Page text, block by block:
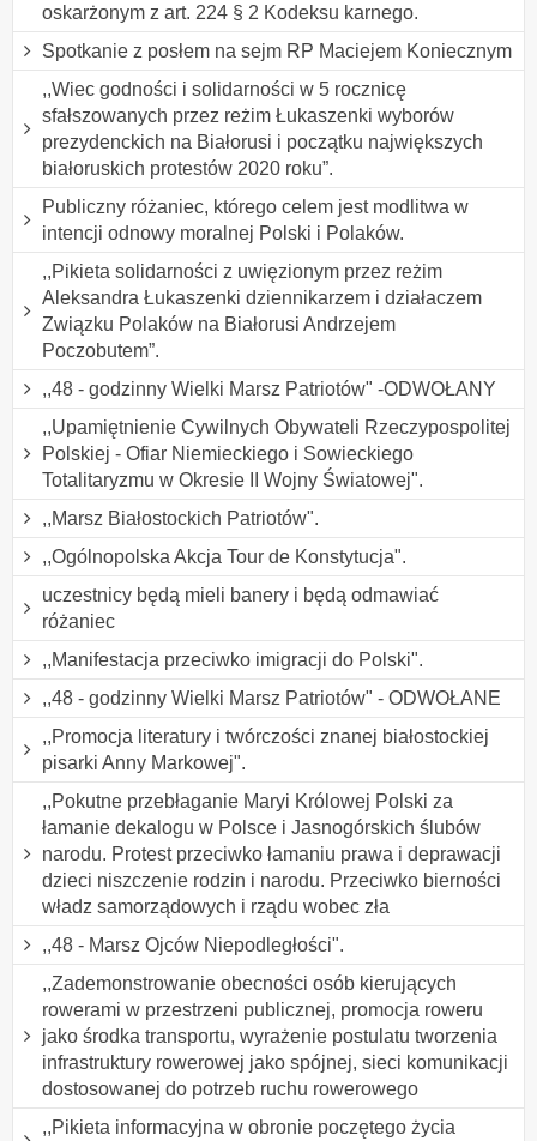
oskarżonym z art. 224 § 2 Kodeksu karnego.
Spotkanie z posłem na sejm RP Maciejem Koniecznym
,,Wiec godności i solidarności w 5 rocznicę
sfałszowanych przez reżim Łukaszenki wyborów
prezydenckich na Białorusi i początku największych
białoruskich protestów 2020 roku”.
Publiczny różaniec, którego celem jest modlitwa w
intencji odnowy moralnej Polski i Polaków.
,,Pikieta solidarności z uwięzionym przez reżim
Aleksandra Łukaszenki dziennikarzem i działaczem
Związku Polaków na Białorusi Andrzejem
Poczobutem”.
,,48 - godzinny Wielki Marsz Patriotów" -ODWOŁANY
,,Upamiętnienie Cywilnych Obywateli Rzeczypospolitej
Polskiej - Ofiar Niemieckiego i Sowieckiego
Totalitaryzmu w Okresie II Wojny Światowej".
,,Marsz Białostockich Patriotów".
,,Ogólnopolska Akcja Tour de Konstytucja".
uczestnicy będą mieli banery i będą odmawiać
różaniec
,,Manifestacja przeciwko imigracji do Polski".
,,48 - godzinny Wielki Marsz Patriotów" - ODWOŁANE
,,Promocja literatury i twórczości znanej białostockiej
pisarki Anny Markowej".
,,Pokutne przebłaganie Maryi Królowej Polski za
łamanie dekalogu w Polsce i Jasnogórskich ślubów
narodu. Protest przeciwko łamaniu prawa i deprawacji
dzieci niszczenie rodzin i narodu. Przeciwko bierności
władz samorządowych i rządu wobec zła
,,48 - Marsz Ojców Niepodległości".
,,Zademonstrowanie obecności osób kierujących
rowerami w przestrzeni publicznej, promocja roweru
jako środka transportu, wyrażenie postulatu tworzenia
infrastruktury rowerowej jako spójnej, sieci komunikacji
dostosowanej do potrzeb ruchu rowerowego
,,Pikieta informacyjna w obronie poczętego życia